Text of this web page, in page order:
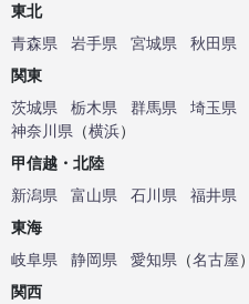
東北
青森県
岩手県 宮城県 秋田県
関東
茨城県
栃木県 群馬県 埼玉県
神奈川県 （横浜）
甲信越・北陸
新潟県
富山県 石川県 福井県
東海
岐阜県
静岡県 愛知県 （名古屋）
関西